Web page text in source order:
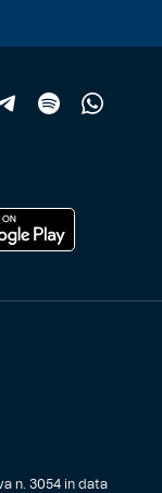
n. 3054 in data